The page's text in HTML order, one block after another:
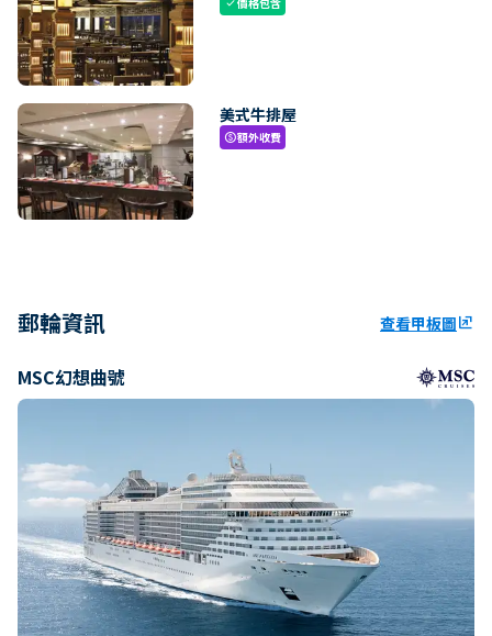
check
美式牛排屋
paid額外收費
郵輪資訊 查看甲板圖ungroup
MSC幻想曲號